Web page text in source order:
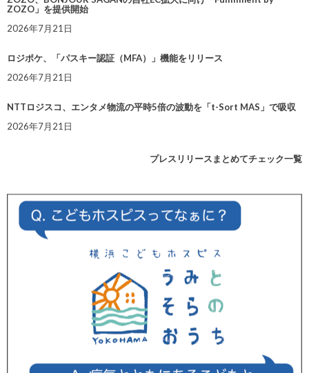
ZOZO」を提供開始
2026年7月21日
ロジポケ、「パスキー認証（MFA）」機能をリリース
2026年7月21日
NTTロジスコ、エンタメ物流の平時5倍の波動を「t-Sort MAS」で吸収
2026年7月21日
プレスリリースまとめてチェック一覧